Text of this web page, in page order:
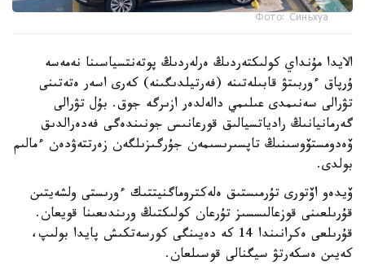
Фото: Синьхуа
الايدا مۇنداي كولىكتەردىڭ ەرلەردىڭ پوتەنتسياسىنا نەمەسە
ۇرپاق ءوربىتۋ قابىلەتىنە (فەرتيلدىگىنە) كەرى اسەر ەتەتىنى
تۋرالى سەنىمدى عىلىمي دالەلدەر ازىرگە جوق. بۇل تۋرالى
گەرمانيانىڭ رادياتسيالىق قورعانىس جونىندەگى فەدەرالدىق
ۆەدومستۆوسىنىڭ تاپسىرىسىمەن جۇرگىزىلگەن زەرتتەۋدەن ءمالىم
بولدى.
ۆيدەو اۆتورى تۇرمىستىق ەلەكتروماگنيتتىك ءورىستى ولشەيتىن
قۇرىلعىنى قوزعالىسسىز تۇرعان كولىكتىڭ ورىندىعىنا قويعان.
قۇرىلعى ەكرانىندا 14 كە دەيىنگى كورسەتكىش پايدا بولىپ،
كەيىن ەسكەرتۋ سيگنالى قوسىلعان.